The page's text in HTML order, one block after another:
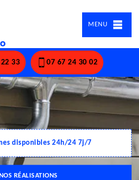
MENU
33 07 67 24 30 02
disponibles 24h/24 7j/7
RÉALISATIONS